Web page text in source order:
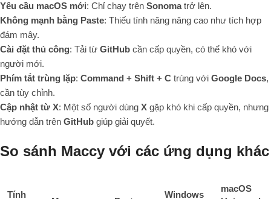
Yêu cầu macOS mới: Chỉ chạy trên Sonomatrở lên.
Không mạnh bằng Paste: Thiếu tính năng nâng cao như tích hợp
đám mây.
Cài đặt thủ công: Tải từ GitHub cần cấp quyền, có thể khó với
người mới.
Phím tắt trùng lặp: Command + Shift + C trùng với Google Docs,
cần tùy chỉnh.
Cập nhật từ X: Một số người dùng X gặp khó khi cấp quyền, nhưng
hướng dẫn trên GitHub giúp giải quyết.
So sánh Maccy với các ứng dụng khác
Tính
Windows
macOS